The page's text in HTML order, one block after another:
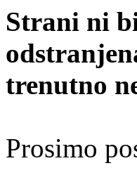
Strani ni
trenutno
Prosimo